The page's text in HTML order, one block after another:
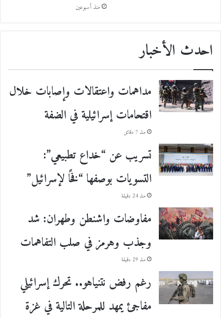
منذ أسبوعين
احدث الأخبار
مداهمات واعتقالات وإصابات خلال
اقتحامات إسرائيلية في الضفة
منذ 7 دقائق
تسريب عن “خداع تطبيعي”:
التسويات بوصفها “فخًا لإسرائيل”
منذ 24 دقيقة
مفاوضات واشنطن وطهران: شد
وجذب وهرمز في صلب التفاهمات
منذ 29 دقيقة
رغم رفض نتنياهو.. تحرك إسرائيلي
مفاجئ يمهد للمرحلة التالية في غزة